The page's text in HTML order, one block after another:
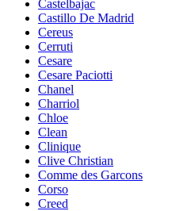
Castelbajac
Castillo De Madrid
Cereus
Cerruti
Cesare
Cesare Paciotti
Chanel
Charriol
Chloe
Clean
Clinique
Clive Christian
Comme des Garcons
Corso
Creed